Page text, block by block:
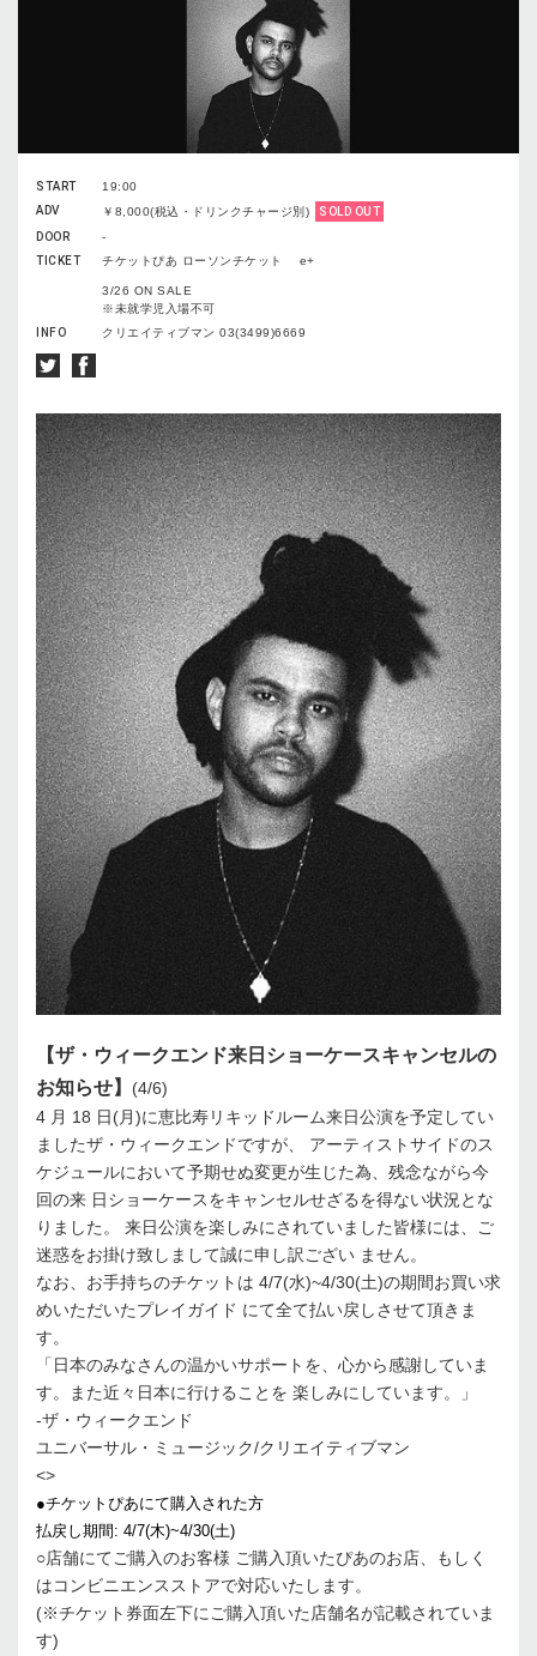
START
19:00
ADV
￥8,000(税込・ドリンクチャージ別)
SOLD OUT
DOOR
-
TICKET
チケットぴあ ローソンチケット e+
3/26 ON SALE
※未就学児入場不可
INFO
クリエイティブマン 03(3499)6669
【ザ・ウィークエンド来日ショーケースキャンセルの
お知らせ】 (4/6)
4 月 18 日(月)に恵比寿リキッドルーム来日公演を予定してい
ましたザ・ウィークエンドですが、 アーティストサイドのス
ケジュールにおいて予期せぬ変更が生じた為、残念ながら今
回の来 日ショーケースをキャンセルせざるを得ない状況とな
りました。 来日公演を楽しみにされていました皆様には、ご
迷惑をお掛け致しまして誠に申し訳ござい ません。
なお、お手持ちのチケットは 4/7(水)~4/30(土)の期間お買い求
めいただいたプレイガイド にて全て払い戻しさせて頂きま
す。
「日本のみなさんの温かいサポートを、心から感謝していま
す。また近々日本に行けることを 楽しみにしています。」
-ザ・ウィークエンド
ユニバーサル・ミュージック/クリエイティブマン
<>
●チケットぴあにて購入された方
払戻し期間: 4/7(木)~4/30(土)
○店舗にてご購入のお客様 ご購入頂いたぴあのお店、もしく
はコンビニエンスストアで対応いたします。
(※チケット券面左下にご購入頂いた店舗名が記載されていま
す)